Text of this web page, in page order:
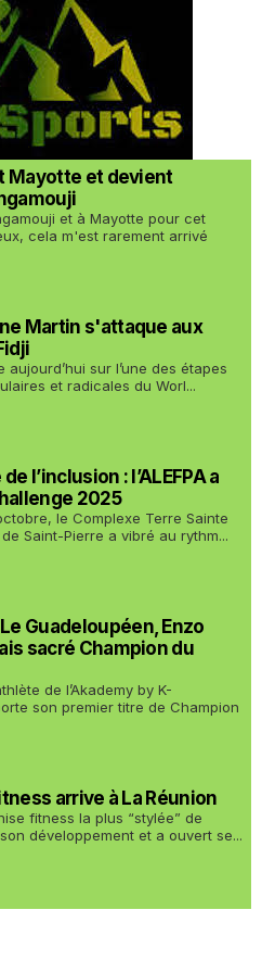
Mayotte et devient
et à Mayotte pour cet
cela m'est rarement arrivé
Martin s'attaque aux
aujourd’hui sur l’une des étapes
et radicales du Worl...
l’inclusion : l’ALEFPA a
2025
le Complexe Terre Sainte
Saint-Pierre a vibré au rythm...
Guadeloupéen, Enzo
sacré Champion du
de l’Akademy by K-
son premier titre de Champion
arrive à La Réunion
fitness la plus “stylée” de
développement et a ouvert se...